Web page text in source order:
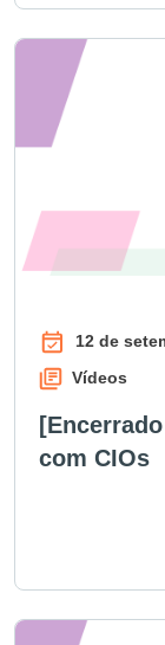
12 de
Vídeos
com CIOs